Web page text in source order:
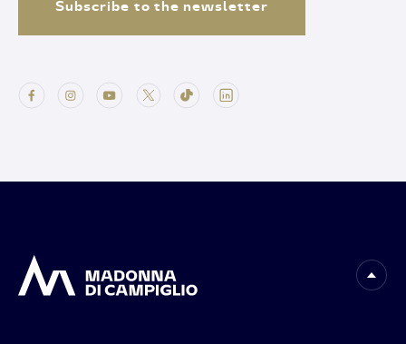
Subscribe to the newsletter